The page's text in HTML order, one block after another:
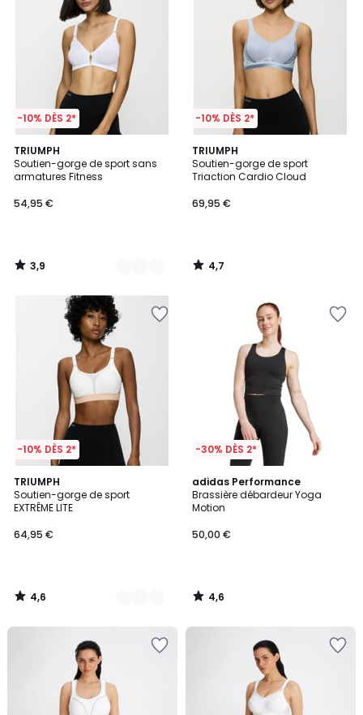
-10% DÈS 2*
TRIUMPH
Soutien-gorge de sport sans
armatures Fitness
54,95 €
3,9
/ 5
2
Couleurs
3,9
/
-10% DÈS 2*
TRIUMPH
Soutien-gorge de sport
Triaction Cardio Cloud
69,95 €
4,7
/ 5
4,7
/
-10% DÈS 2*
TRIUMPH
Soutien-gorge de sport
EXTRÊME LITE
64,95 €
4,6
/ 5
2
Couleurs
4,6
/
-30% DÈS 2*
adidas Performance
Brassière débardeur Yoga
Motion
50,00 €
4,6
/ 5
4,6
/